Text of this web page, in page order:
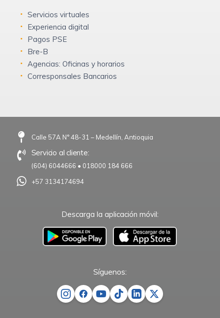
Servicios virtuales
Experiencia digital
Pagos PSE
Bre-B
Agencias: Oficinas y horarios
Corresponsales Bancarios
Calle 57A N° 48-31 – Medellín, Antioquia
Servicio al cliente:
(604) 6044666 • 018000 184 666
+57 3134174694
Descarga la aplicación móvil:
–
Síguenos: